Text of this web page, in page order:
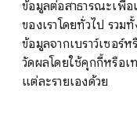
ข้อมูลต่อสาธารณะเพื่อ
ของเราโดยทั่วไป รวม
ข้อมูลจากเบราว์เซอร์
วัดผลโดยใช้คุกกี้หรือเ
แต่ละรายเองด้วย